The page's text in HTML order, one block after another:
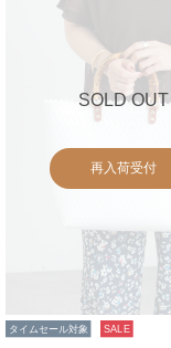
SOLD OUT
再入荷受付
タイムセール対象 SALE